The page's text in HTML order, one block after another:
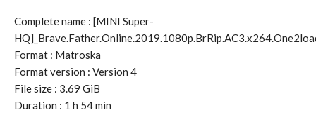
Complete name : [MINI Super-
Format : Matroska
Format version : Version 4
File size : 3.69 GiB
Duration : 1 h 54 min